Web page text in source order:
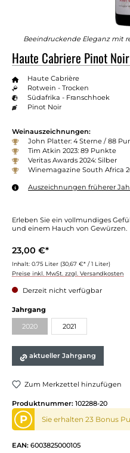
Beeindruckende Eleganz mit
Haute Cabriere Pinot
Haute Cabrière
Rotwein - Trocken
Südafrika - Franschhoek
Pinot Noir
Weinauszeichnungen:
John Platter: 4 Sterne / 88
Tim Atkin 2023: 89 Punkte
Veritas Awards 2024: Silber
Winemagazine South Africa
Auszeichnungen früherer
Erleben Sie ein vollmundiges
und einem Hauch von Gewürzen.
23,00 €*
Inhalt: 0.75 Liter (30,67 €* / 1 Liter)
Preise inkl. MwSt. zzgl. Versandkosten
Derzeit nicht verfügbar
Jahrgang
2020(Diese Option ist zurzeit nicht
2021
aktueller Jahrgang
Zum Merkzettel hinzufügen
Produktnummer: 102288-20
P Sie erhalten 23 Bonus
EAN: 6003825000105